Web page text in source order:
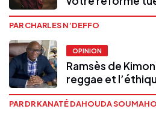
PAR CHARLES N’DEFFO
OPINION
Ramsès de
reggae et
PAR DR KANATÉ DAHOUDA